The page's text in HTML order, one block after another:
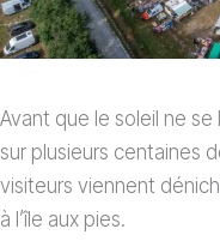
Avant que le soleil ne
sur plusieurs centaines
visiteurs viennent
à l’île aux pies.